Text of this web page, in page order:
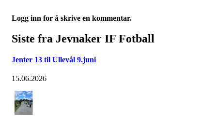
Logg inn for å skrive en kommentar.
Siste fra Jevnaker IF Fotball
Jenter 13 til Ullevål 9.juni
15.06.2026